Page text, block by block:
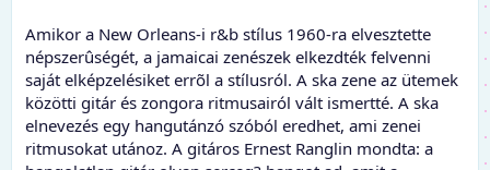
Amikor a New Orleans-i r&b stílus 1960-ra elvesztette
népszerûségét, a jamaicai zenészek elkezdték felvenni
saját elképzelésiket errõl a stílusról. A ska zene az ütemek
közötti gitár és zongora ritmusairól vált ismertté. A ska
elnevezés egy hangutánzó szóból eredhet, ami zenei
ritmusokat utánoz. A gitáros Ernest Ranglin mondta: a